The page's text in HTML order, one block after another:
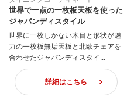
世界で一点の一枚板天板を使った
ジャパンディスタイル
世界に一枚しかない木目と形状が魅
力の一枚板無垢天板と北欧チェアを
合わせたジャパンディスタイ...
詳細はこちら